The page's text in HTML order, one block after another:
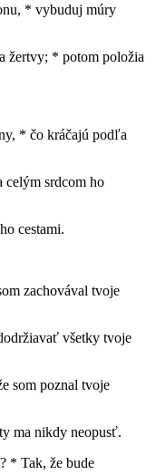
* vybuduj múry
žertvy; * potom položia
* čo kráčajú podľa
celým srdcom ho
cestami.
zachovával tvoje
všetky tvoje
som poznal tvoje
ma nikdy neopusť.
* Tak, že bude